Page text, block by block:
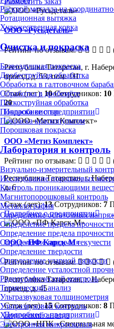
Раскрой металла на
Ротационная вытяжка
Художественная ковка
Очистка и покраска
Безвоздушная покраска
Дробеструйная обработка
Обработка в галтовочном
Обработка в дробемёте
Пескоструйная обработка
Покраска кистью
Покраска краскопультом
Порошковая покраска
Лаборатория и контроль
Визуально-измерительный
Исследование порошковых
Контроль проникающими
Магнитопорошковый контроль
Металлография
Определение остаточных
Определение предела
Определение предела
Определение предела текучести
Определение твердости
Определение ударной вязкости
Определение усталостной
Радиографический контроль
Термический анализ
Ультразвуковая толщинометрия
Ультразвуковой контроль
Химический анализ
Электронная микроскопия
ООО «Русьдеталь»
Рейтинг по отзывам:
Республика Татарстан, г.
проезд, д. 53, пом. 1Н
Стаж (лет): 10 Сотрудников: 10
20
Подробнее о предприятии
ООО «Метиз Комплект»
Рейтинг по отзывам:
Республика Татарстан, г.
д. 6
Стаж (лет):13 Сотрудников: 7
Подробнее о предприятии
ООО «ПФ Карск-М»
Рейтинг по отзывам:
Республика Татарстан, г.
проезд, д. 45
Стаж (лет):15 Сотрудников: 8
Подробнее о предприятии